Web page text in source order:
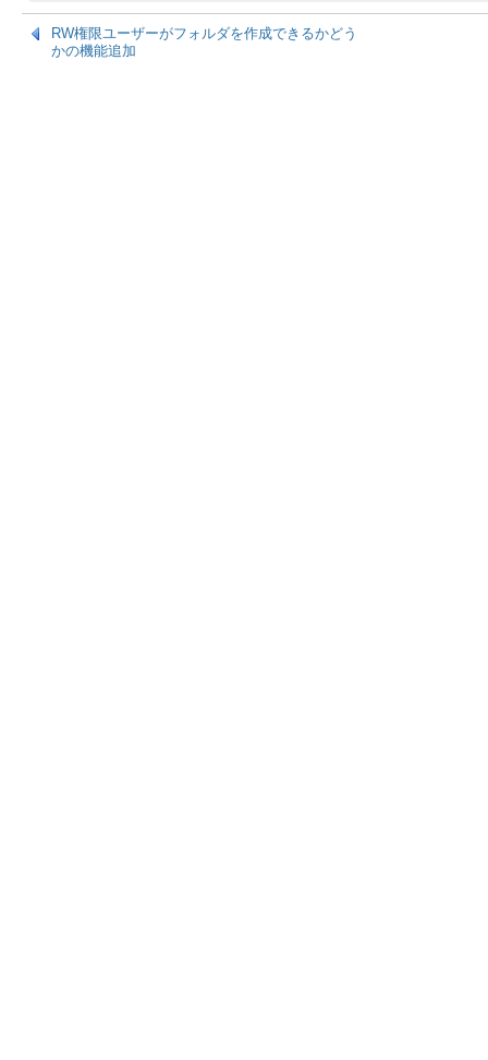
RW権限ユーザーがフォルダを作成できるかどう
かの機能追加